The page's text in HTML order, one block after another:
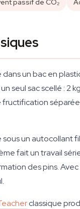
passif de CO₂
un bac en
seul sac scellé : 2
un autocollant
fait un travail
des pins.
classique